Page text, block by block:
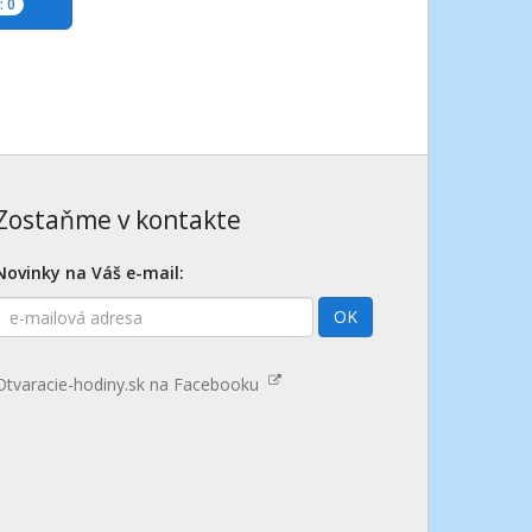
0
v kontakte
na Váš e-mail:
OK
hodiny.sk na Facebooku